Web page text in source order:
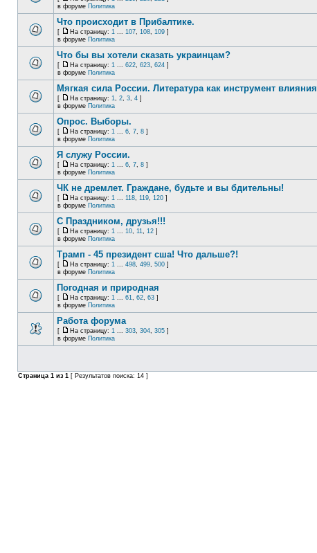
в форуме Политика
Что происходит в Прибалтике.
[ На страницу: 1 ... 107, 108, 109 ]
в форуме Политика
Что бы вы хотели сказать украинцам?
[ На страницу: 1 ... 622, 623, 624 ]
в форуме Политика
Мягкая сила России. Литература как инструмент влияния
[ На страницу: 1, 2, 3, 4 ]
в форуме Политика
Опрос. Выборы.
[ На страницу: 1 ... 6, 7, 8 ]
в форуме Политика
Я служу России.
[ На страницу: 1 ... 6, 7, 8 ]
в форуме Политика
ЧК не дремлет. Граждане, будьте и вы бдительны!
[ На страницу: 1 ... 118, 119, 120 ]
в форуме Политика
С Праздником, друзья!!!
[ На страницу: 1 ... 10, 11, 12 ]
в форуме Политика
Трамп - 45 президент сша! Что дальше?!
[ На страницу: 1 ... 498, 499, 500 ]
в форуме Политика
Погодная и природная
[ На страницу: 1 ... 61, 62, 63 ]
в форуме Политика
Работа форума
[ На страницу: 1 ... 303, 304, 305 ]
в форуме Политика
Страница 1 из 1 [ Результатов поиска: 14 ]